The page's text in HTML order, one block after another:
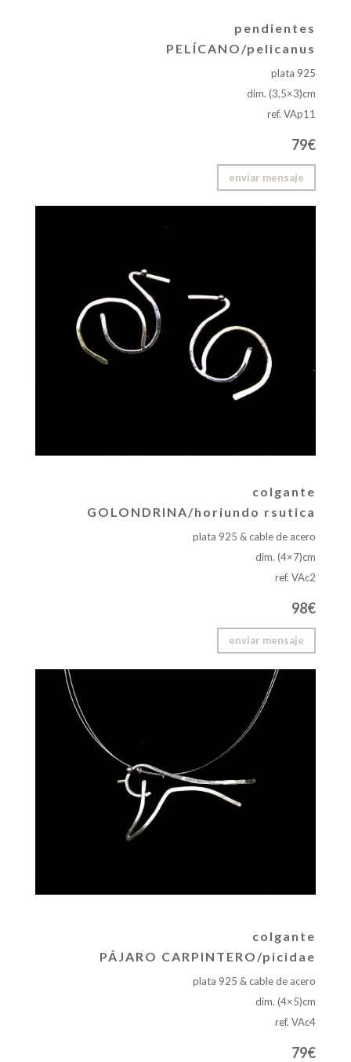
pendientes
PELÍCANO/pelicanus
plata 925
dim. (3,5×3)cm
ref. VAp11
79€
enviar mensaje
colgante
GOLONDRINA/horiundo rsutica
plata 925 & cable de acero
dim. (4×7)cm
ref. VAc2
98€
enviar mensaje
colgante
PÁJARO CARPINTERO/picidae
plata 925 & cable de acero
dim. (4×5)cm
ref. VAc4
79€